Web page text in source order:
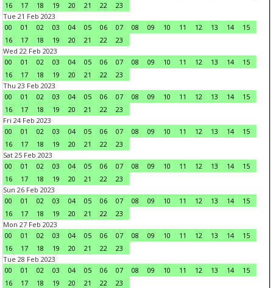
16
17 18 19 20 21 22
23
Tue 21 Feb 2023
00
01 02 03 04 05 06 07 08 09 10 11 12 13 14
15
16
17 18 19 20 21 22
23
Wed 22 Feb 2023
00
01 02 03 04 05 06 07 08 09 10 11 12 13 14
15
16
17 18 19 20 21 22
23
Thu 23 Feb 2023
00
01 02 03 04 05 06 07 08 09 10 11 12 13 14
15
16
17 18 19 20 21 22
23
Fri 24 Feb 2023
00
01 02 03 04 05 06 07 08 09 10 11 12 13 14
15
16
17 18 19 20 21 22
23
Sat 25 Feb 2023
00
01 02 03 04 05 06 07 08 09 10 11 12 13 14
15
16
17 18 19 20 21 22
23
Sun 26 Feb 2023
00
01 02 03 04 05 06 07 08 09 10 11 12 13 14
15
16
17 18 19 20 21 22
23
Mon 27 Feb 2023
00
01 02 03 04 05 06 07 08 09 10 11 12 13 14
15
16
17 18 19 20 21 22
23
Tue 28 Feb 2023
00
01 02 03 04 05 06 07 08 09 10 11 12 13 14
15
16
17 18 19 20 21 22
23